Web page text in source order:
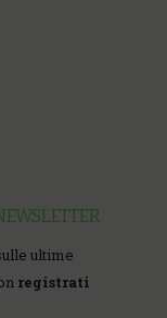
ultime
registrati